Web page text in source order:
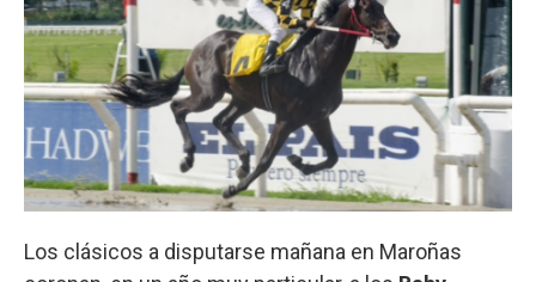
Los clásicos a disputarse mañana en Maroñas